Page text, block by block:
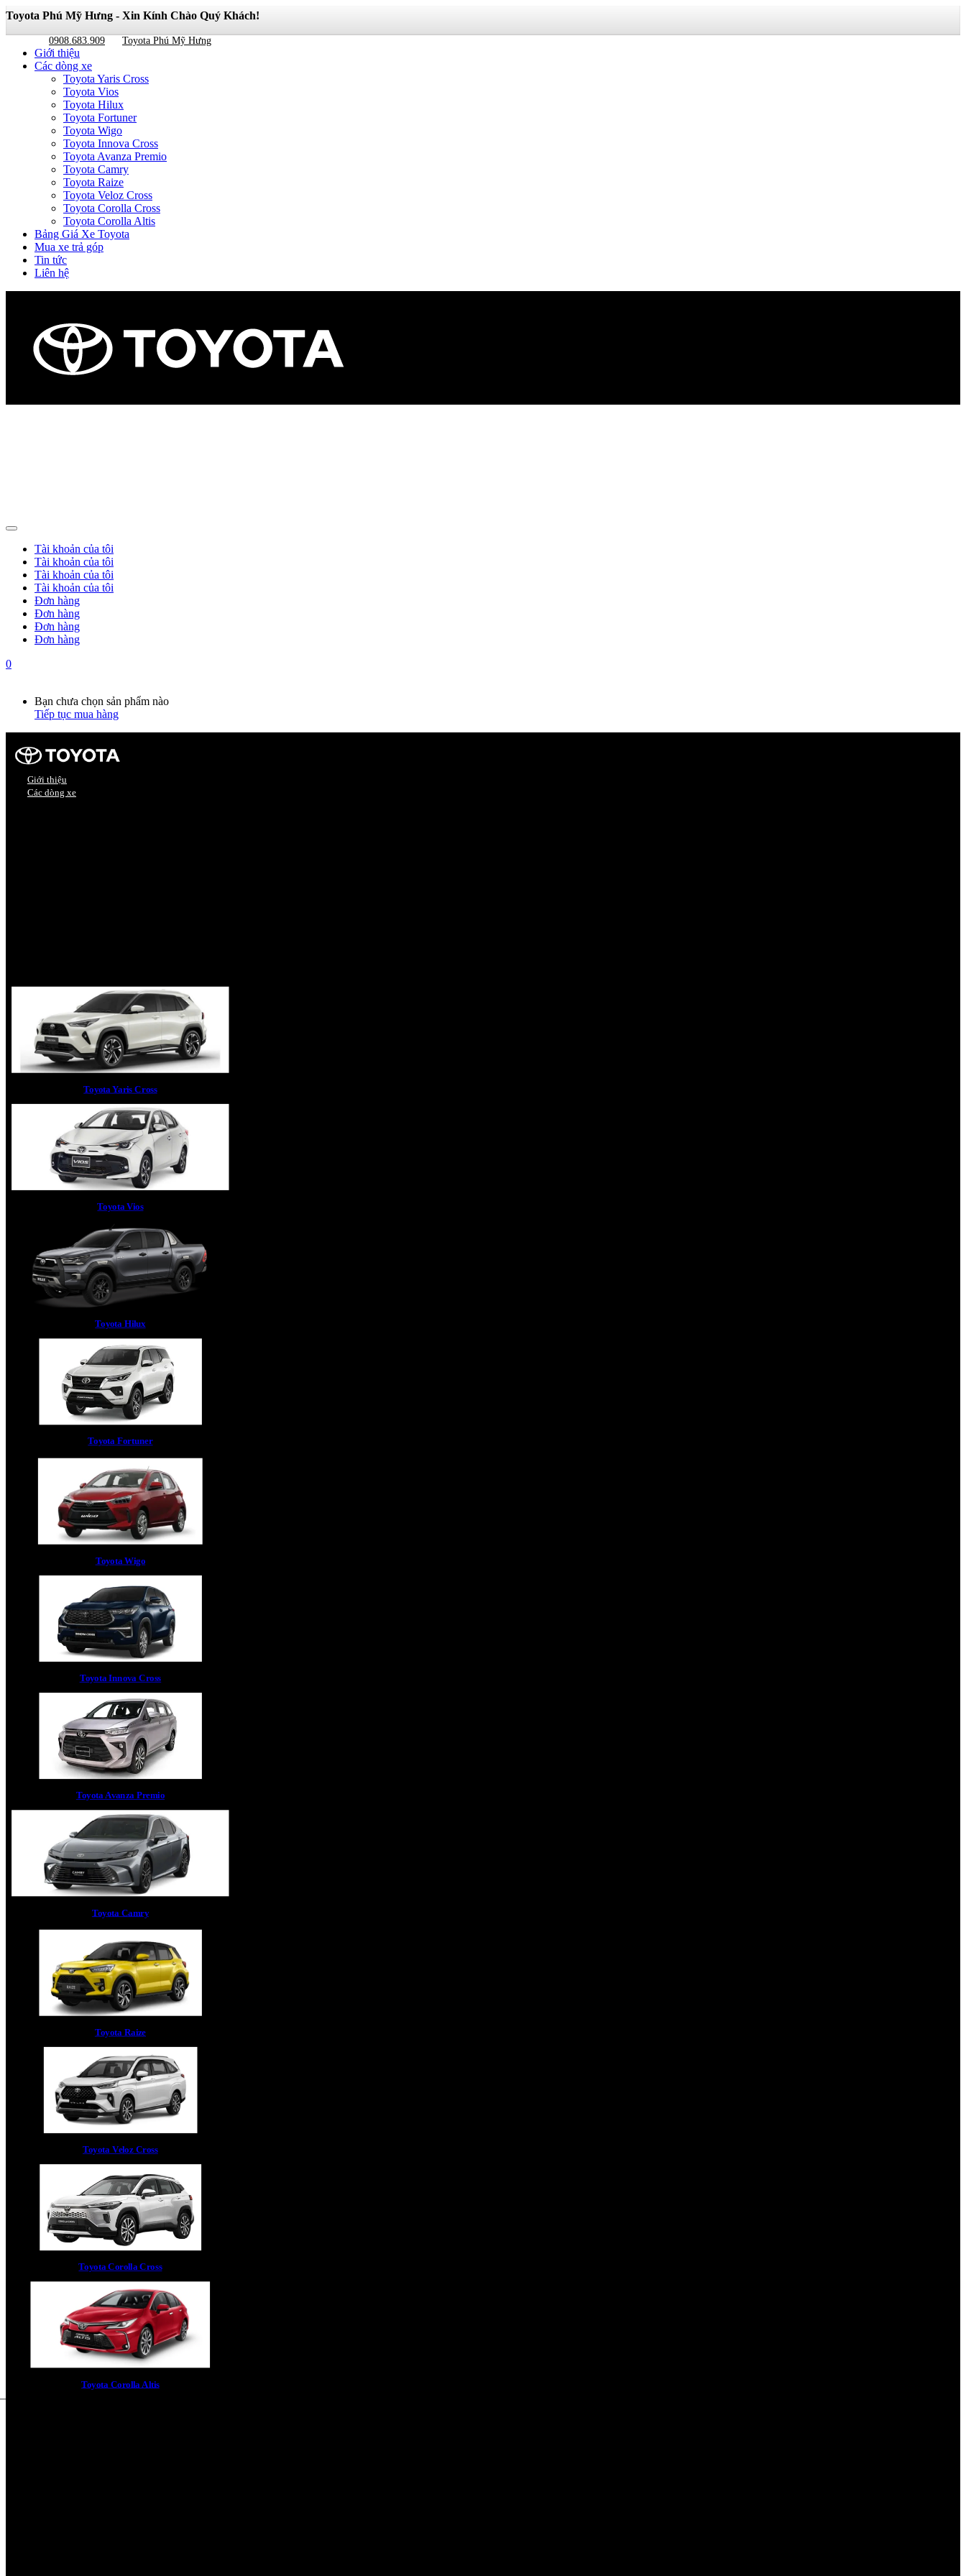
Toyota Phú Mỹ Hưng - Xin Kính Chào Quý Khách!
0908.683.909 Toyota Phú Mỹ Hưng
Giới thiệu
Các dòng xe
Toyota Yaris Cross
Toyota Vios
Toyota Hilux
Toyota Fortuner
Toyota Wigo
Toyota Innova Cross
Toyota Avanza Premio
Toyota Camry
Toyota Raize
Toyota Veloz Cross
Toyota Corolla Cross
Toyota Corolla Altis
Bảng Giá Xe Toyota
Mua xe trả góp
Tin tức
Liên hệ
Tài khoản của tôi
Tài khoản của tôi
Tài khoản của tôi
Tài khoản của tôi
Đơn hàng
Đơn hàng
Đơn hàng
Đơn hàng
0
Bạn chưa chọn sản phẩm nào
Tiếp tục mua hàng
Giới thiệu
Các dòng xe
Toyota Yaris Cross
Toyota Vios
Toyota Hilux
Toyota Fortuner
Toyota Wigo
Toyota Innova Cross
Toyota Avanza Premio
Toyota Camry
Toyota Raize
Toyota Veloz Cross
Toyota Corolla Cross
Toyota Corolla Altis